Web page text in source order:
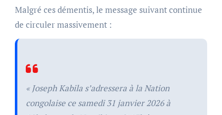
Malgré ces démentis, le message suivant continue
de circuler massivement :
« Joseph Kabila s’adressera à la Nation
congolaise ce samedi 31 janvier 2026 à